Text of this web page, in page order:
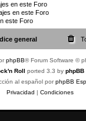
en este Foro
en este Foro
este Foro
general
phpBB® Forum Software ©
Roll ported 3.3 by phpBB
al español porphpBB
Privacidad | Condiciones